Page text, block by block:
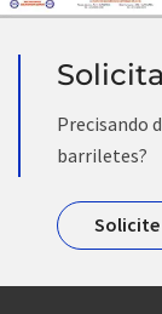
Precisando
barriletes?